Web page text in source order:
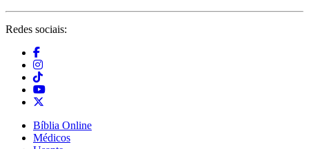
Redes sociais:
Bíblia Online
Médicos